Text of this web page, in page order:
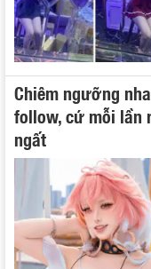
Chiêm ngưỡng
follow, cứ mỗi lần
ngất